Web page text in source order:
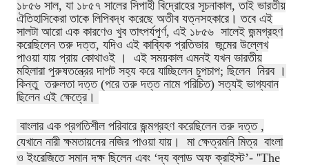
১৮৫৬ সাল, যা ১৮৫৭ সালের সিপাহী বিদ্রোহের সূচনাকাল, তাই ভারতীয়
ঐতিহাসিকেরা তাকে লিপিবদ্ধ করেছে অতীব যত্নসহকারে। তবে এই
সালটা আরো এক কারণেও খুব তাৎপর্যপূর্ণ, এই ১৮৫৬ সালেই জন্মগ্রহণ
করেছিলেন তরু দত্ত, যদিও এই কাব্যিক প্রতিভার জন্মের উল্লেখ
পাওয়া যায় প্রায় কোথাওই । এই সময়কাল এমনই যখন ভারতীয়
মহিলারা পুরুষতন্ত্রের দাপট সহ্য করে যাচ্ছিলেন চুপচাপ; ছিলেন নিরব ।
কিন্তু তরুলতা দত্ত (পরে তরু দত্ত নামে পরিচিত) সত্যই ভাগ্যবান
ছিলেন এই ক্ষেত্রে।
বাংলার এক প্রগতিশীল পরিবারে জন্মগ্রহণ করেছিলেন তরু দত্ত ,
যেখানে নারী ক্ষমতায়নের নজির পাওয়া যায়। মা ক্ষেত্রমনি মিত্র বাংলা
ও ইংরেজিতে সমান দক্ষ ছিলেন এবং ‘দ্য ব্লাড অফ ক্রাইস্ট’- ''The